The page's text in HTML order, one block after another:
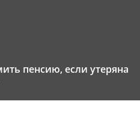
пенсию, если утеряна